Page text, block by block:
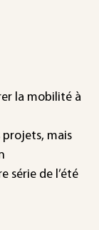
la mobilité à
projets, mais
série de l’été